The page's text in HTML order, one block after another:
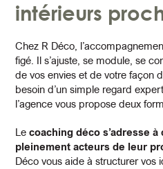
intérieurs
Chez R Déco,
figé. Il s’ajuste, se module, se
de vos envies et de votre façon
besoin d’un simple regard
l’agence vous propose deux
Le coaching déco s’adresse
pleinement acteurs de leur
Déco vous aide à structurer vos